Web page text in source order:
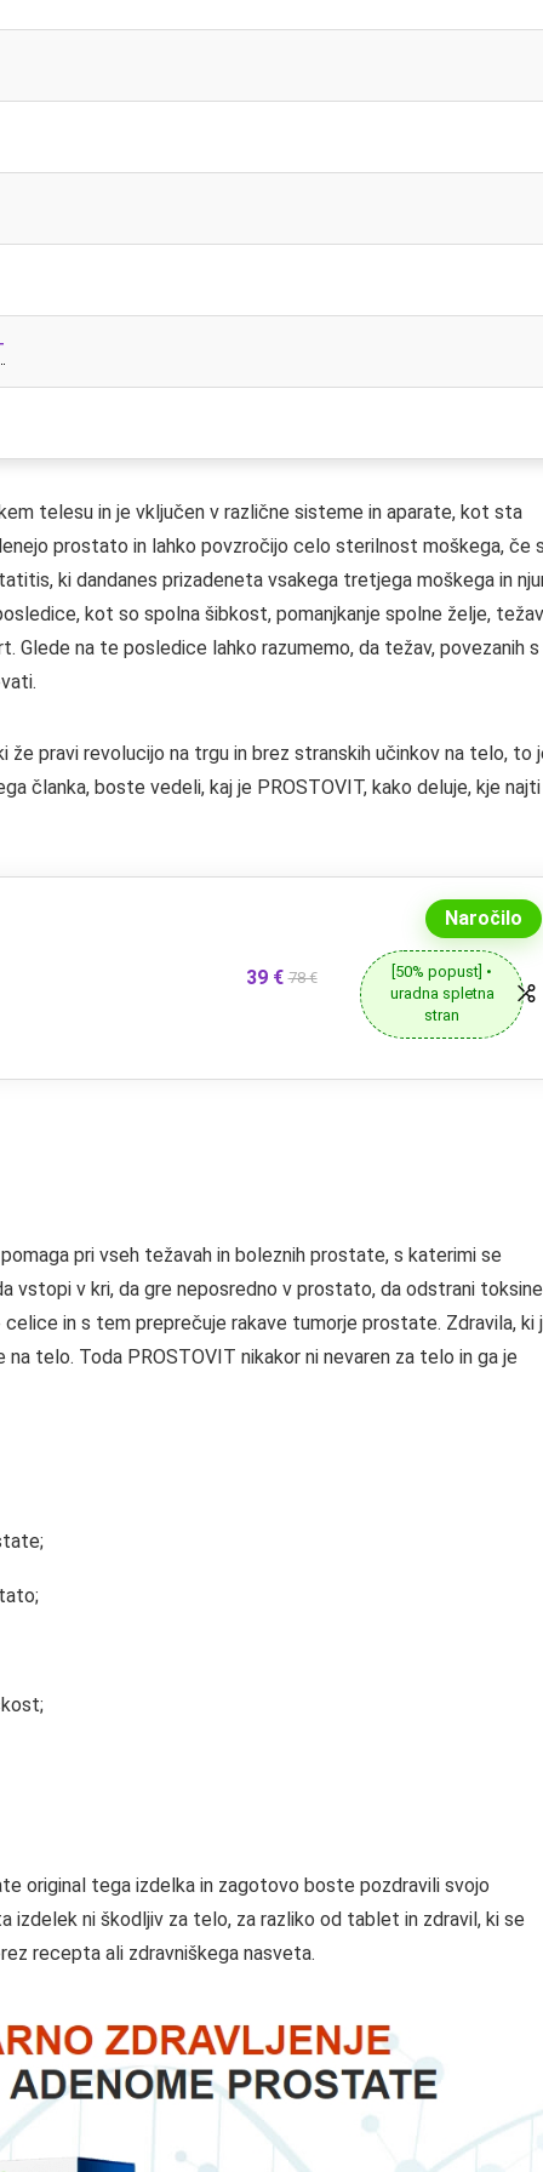
telesu in je vključen v različne sisteme in aparate, kot sta
prostato in lahko povzročijo celo sterilnost moškega, če
ki dandanes prizadeneta vsakega tretjega moškega in
kot so spolna šibkost, pomanjkanje spolne želje,
Glede na te posledice lahko razumemo, da težav, povezanih s
pravi revolucijo na trgu in brez stranskih učinkov na telo, to
članka, boste vedeli, kaj je PROSTOVIT, kako deluje, kje najti
39 € 78 €
Naročilo
[50% popust] •
uradna spletna
stran
pri vseh težavah in boleznih prostate, s katerimi se
vstopi v kri, da gre neposredno v prostato, da odstrani
in s tem preprečuje rakave tumorje prostate. Zdravila, ki
telo. Toda PROSTOVIT nikakor ni nevaren za telo in ga je
original tega izdelka in zagotovo boste pozdravili svojo
izdelek ni škodljiv za telo, za razliko od tablet in zdravil, ki se
recepta ali zdravniškega nasveta.